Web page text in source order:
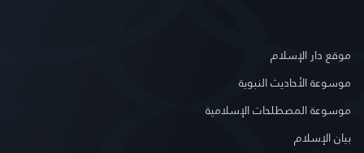
موقع دار الإسلام
موسوعة الأحاديث النبوية
موسوعة المصطلحات الإسلامية
بيان الإسلام